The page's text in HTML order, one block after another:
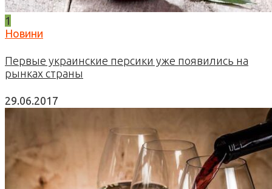
1
Новини
Первые украинские персики уже появились на
рынках страны
29.06.2017